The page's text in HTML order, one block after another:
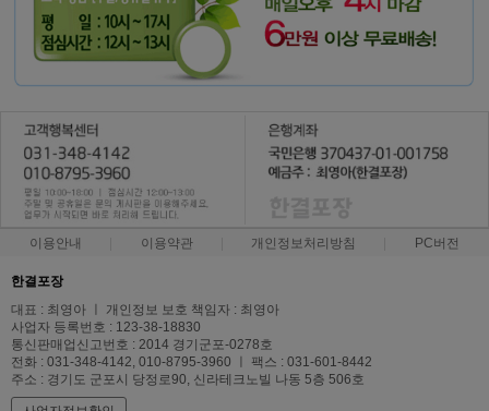
이용안내 이용약관 개인정보처리방침 PC버전
한결포장
대표 : 최영아 ㅣ 개인정보 보호 책임자 : 최영아
사업자 등록번호 : 123-38-18830
통신판매업신고번호 : 2014 경기군포-0278호
전화 : 031-348-4142, 010-8795-3960 ㅣ 팩스 : 031-601-8442
주소 : 경기도 군포시 당정로90, 신라테크노빌 나동 5층 506호